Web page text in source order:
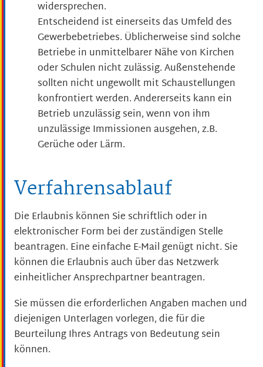
widersprechen.
Entscheidend ist einerseits das Umfeld des
Gewerbebetriebes. Üblicherweise sind solche
Betriebe in unmittelbarer Nähe von Kirchen
oder Schulen nicht zulässig. Außenstehende
sollten nicht ungewollt mit Schaustellungen
konfrontiert werden. Andererseits kann ein
Betrieb unzulässig sein, wenn von ihm
unzulässige Immissionenausgehen,z.B.
Gerüche oder Lärm.
Verfahrensablauf
Die Erlaubnis können Sie schriftlich oder in
elektronischer Form bei der zuständigen Stelle
beantragen. Eine einfache E-Mail genügt nicht. Sie
können die Erlaubnis auch über das Netzwerk
einheitlicher Ansprechpartner beantragen.
Sie müssen die erforderlichen Angaben machen und
diejenigen Unterlagen vorlegen, die für die
Beurteilung Ihres Antrags von Bedeutung sein
können.